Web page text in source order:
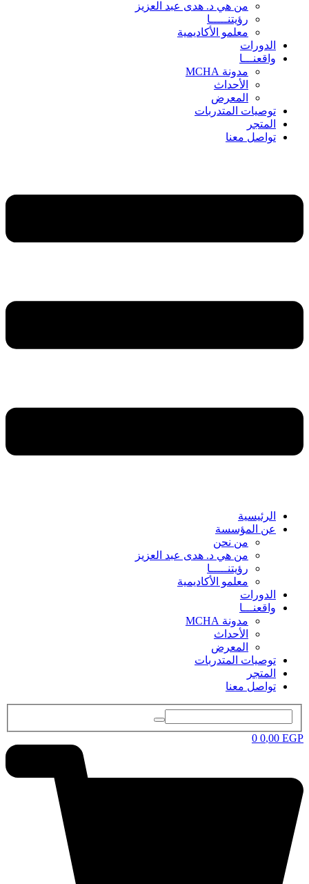
من هي د. هدى عبد العزيز
رؤيتنـــــا
معلمو الأكاديمية
الدورات
واقعنـــا
مدونة MCHA
الأحداث
المعرض
توصيات المتدربات
المتجر
تواصل معنا
الرئيسية
عن المؤسسة
من نحن
من هي د. هدى عبد العزيز
رؤيتنـــــا
معلمو الأكاديمية
الدورات
واقعنـــا
مدونة MCHA
الأحداث
المعرض
توصيات المتدربات
المتجر
تواصل معنا
0,00 EGP
0